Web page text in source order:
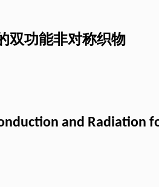
双功能非对称织物
and Radiation